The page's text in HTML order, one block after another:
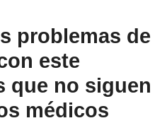
problemas de
este
que no siguen
médicos